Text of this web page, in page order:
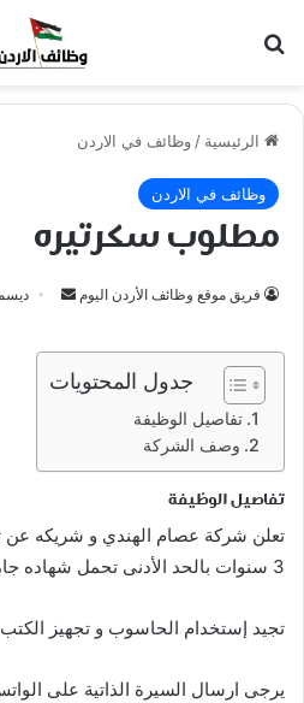
الرئيسية /وظائف في الاردن
وظائف في الاردن
مطلوب سكرتيره
فريق موقع وظائف الأردن اليوم
أرسل
إلكترونيا
ديسمبر
جدول المحتويات
تفاصيل الوظيفة
وصف الشركة
تفاصيل الوظيفة
تعلن شركة عصام الهندي و شريكه عن
3 سنوات بالحد الأدنى تحمل شهاده جامعية
تجيد إستخدام الحاسوب و تجهيز
يرجى ارسال السيرة الذاتية على